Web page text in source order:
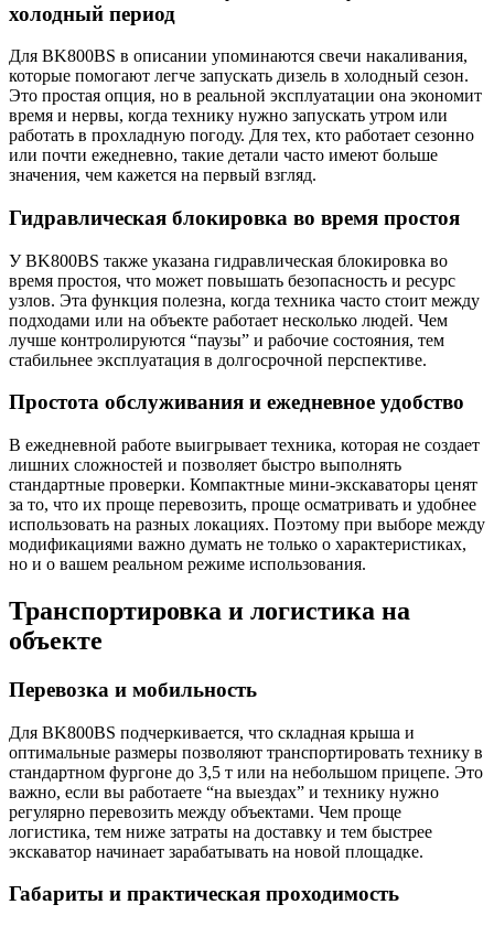
холодный период
Для BK800BS в описании упоминаются свечи накаливания,
которые помогают легче запускать дизель в холодный сезон.
Это простая опция, но в реальной эксплуатации она экономит
время и нервы, когда технику нужно запускать утром или
работать в прохладную погоду. Для тех, кто работает сезонно
или почти ежедневно, такие детали часто имеют больше
значения, чем кажется на первый взгляд.
Гидравлическая блокировка во время простоя
У BK800BS также указана гидравлическая блокировка во
время простоя, что может повышать безопасность и ресурс
узлов. Эта функция полезна, когда техника часто стоит между
подходами или на объекте работает несколько людей. Чем
лучше контролируются “паузы” и рабочие состояния, тем
стабильнее эксплуатация в долгосрочной перспективе.
Простота обслуживания и ежедневное удобство
В ежедневной работе выигрывает техника, которая не создает
лишних сложностей и позволяет быстро выполнять
стандартные проверки. Компактные мини-экскаваторы ценят
за то, что их проще перевозить, проще осматривать и удобнее
использовать на разных локациях. Поэтому при выборе между
модификациями важно думать не только о характеристиках,
но и о вашем реальном режиме использования.
Транспортировка и логистика на
объекте
Перевозка и мобильность
Для BK800BS подчеркивается, что складная крыша и
оптимальные размеры позволяют транспортировать технику в
стандартном фургоне до 3,5 т или на небольшом прицепе. Это
важно, если вы работаете “на выездах” и технику нужно
регулярно перевозить между объектами. Чем проще
логистика, тем ниже затраты на доставку и тем быстрее
экскаватор начинает зарабатывать на новой площадке.
Габариты и практическая проходимость